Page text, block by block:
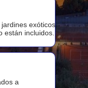
exóticos
están incluidos.
a